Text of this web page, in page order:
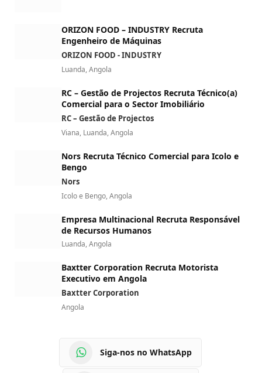
ORIZON FOOD – INDUSTRY Recruta
Engenheiro de Máquinas
ORIZON FOOD - INDUSTRY
Luanda, Angola
RC – Gestão de Projectos Recruta Técnico(a)
Comercial para o Sector Imobiliário
RC – Gestão de Projectos
Viana, Luanda, Angola
Nors Recruta Técnico Comercial para Icolo e
Bengo
Nors
Icolo e Bengo, Angola
Empresa Multinacional Recruta Responsável
de Recursos Humanos
Luanda, Angola
Baxtter Corporation Recruta Motorista
Executivo em Angola
Baxtter Corporation
Angola
Siga-nos no WhatsApp